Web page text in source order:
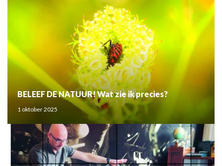
BELEEF DE NATUUR! Wat zie ik precies?
1 oktober 2025